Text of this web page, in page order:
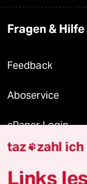
Fragen & Hilfe
Feedback
Aboservice
ePaper Login
Downloads für
taz zahl ich
Links